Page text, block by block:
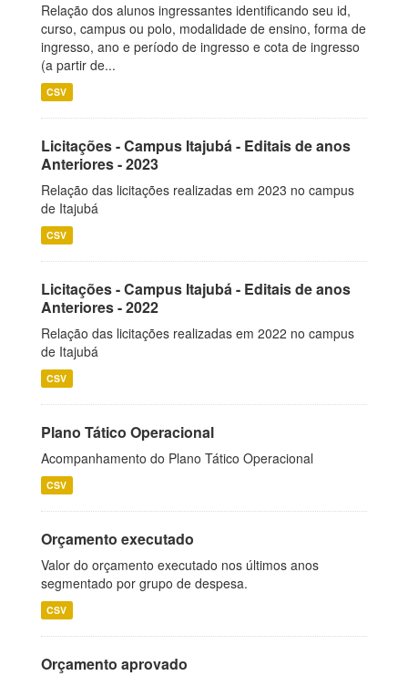
Relação dos alunos ingressantes identificando seu id,
curso, campus ou polo, modalidade de ensino, forma de
ingresso, ano e período de ingresso e cota de ingresso
(a partir de...
CSV
Licitações - Campus Itajubá - Editais de anos
Anteriores - 2023
Relação das licitações realizadas em 2023 no campus
de Itajubá
CSV
Licitações - Campus Itajubá - Editais de anos
Anteriores - 2022
Relação das licitações realizadas em 2022 no campus
de Itajubá
CSV
Plano Tático Operacional
Acompanhamento do Plano Tático Operacional
CSV
Orçamento executado
Valor do orçamento executado nos últimos anos
segmentado por grupo de despesa.
CSV
Orçamento aprovado